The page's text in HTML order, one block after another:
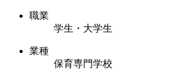
職業
学生・大学生
業種
保育専門学校